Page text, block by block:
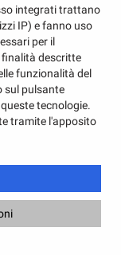
integrati trattano
IP) e fanno uso
per il
finalità descritte
funzionalità del
sul pulsante
tecnologie.
tramite l'apposito